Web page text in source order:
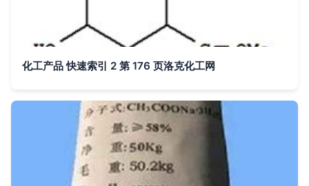
化工产品 快速索引 2 第 176 页洛克化工网